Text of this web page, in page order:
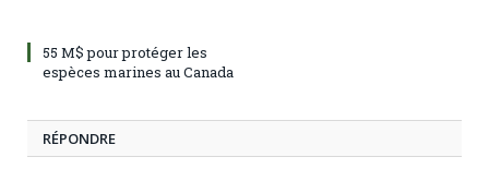
55 M$ pour protéger les
espèces marines au Canada
RÉPONDRE